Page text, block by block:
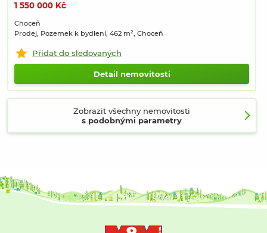
1 550 000 Kč
Choceň
Prodej, Pozemek k bydlení, 462 m², Choceň
Přidat do sledovaných
Detail nemovitosti
Zobrazit všechny nemovitosti
s podobnými parametry